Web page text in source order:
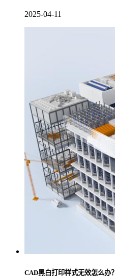
2025-04-11
CAD黑白打印样式无效怎么办？